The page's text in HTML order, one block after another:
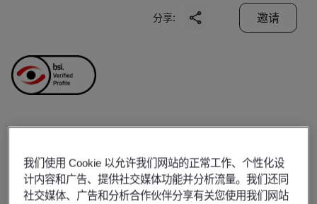
分享: 邀请
Superior Fastening
(Shanghai) Ltd.
我们使用 Cookie 以允许我们网站的正常工作、个性化设
计内容和广告、提供社交媒体功能并分析流量。我们还同
社交媒体、广告和分析合作伙伴分享有关您使用我们网站